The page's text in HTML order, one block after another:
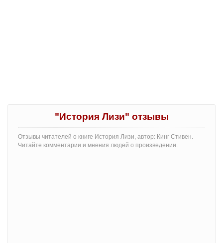
"История Лизи" отзывы
Отзывы читателей о книге История Лизи, автор: Кинг Стивен.
Читайте комментарии и мнения людей о произведении.